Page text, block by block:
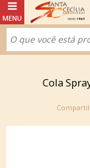
Cola